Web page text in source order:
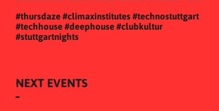
#thursdaze #climaxinstitutes #technostuttgart
#techhouse #deephouse #clubkultur
#stuttgartnights
NEXT EVENTS